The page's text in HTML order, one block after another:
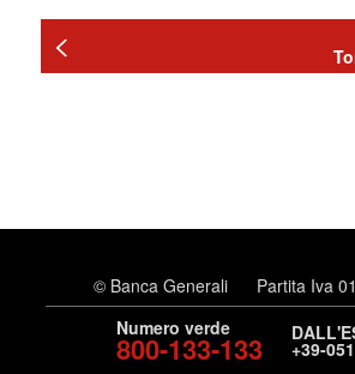
© Banca Generali
Partita Iva
Numero verde
800-133-133 +39-